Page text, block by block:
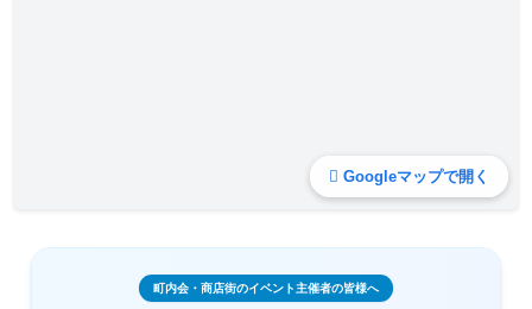
Googleマップで開く
町内会・商店街のイベント主催者の皆様へ